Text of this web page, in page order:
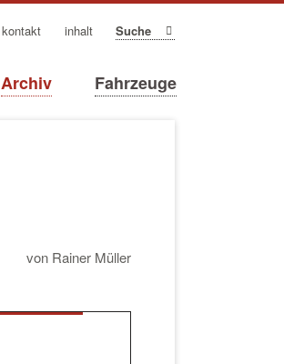
Archiv Fahrzeuge
kontakt inhalt
von Rainer Müller